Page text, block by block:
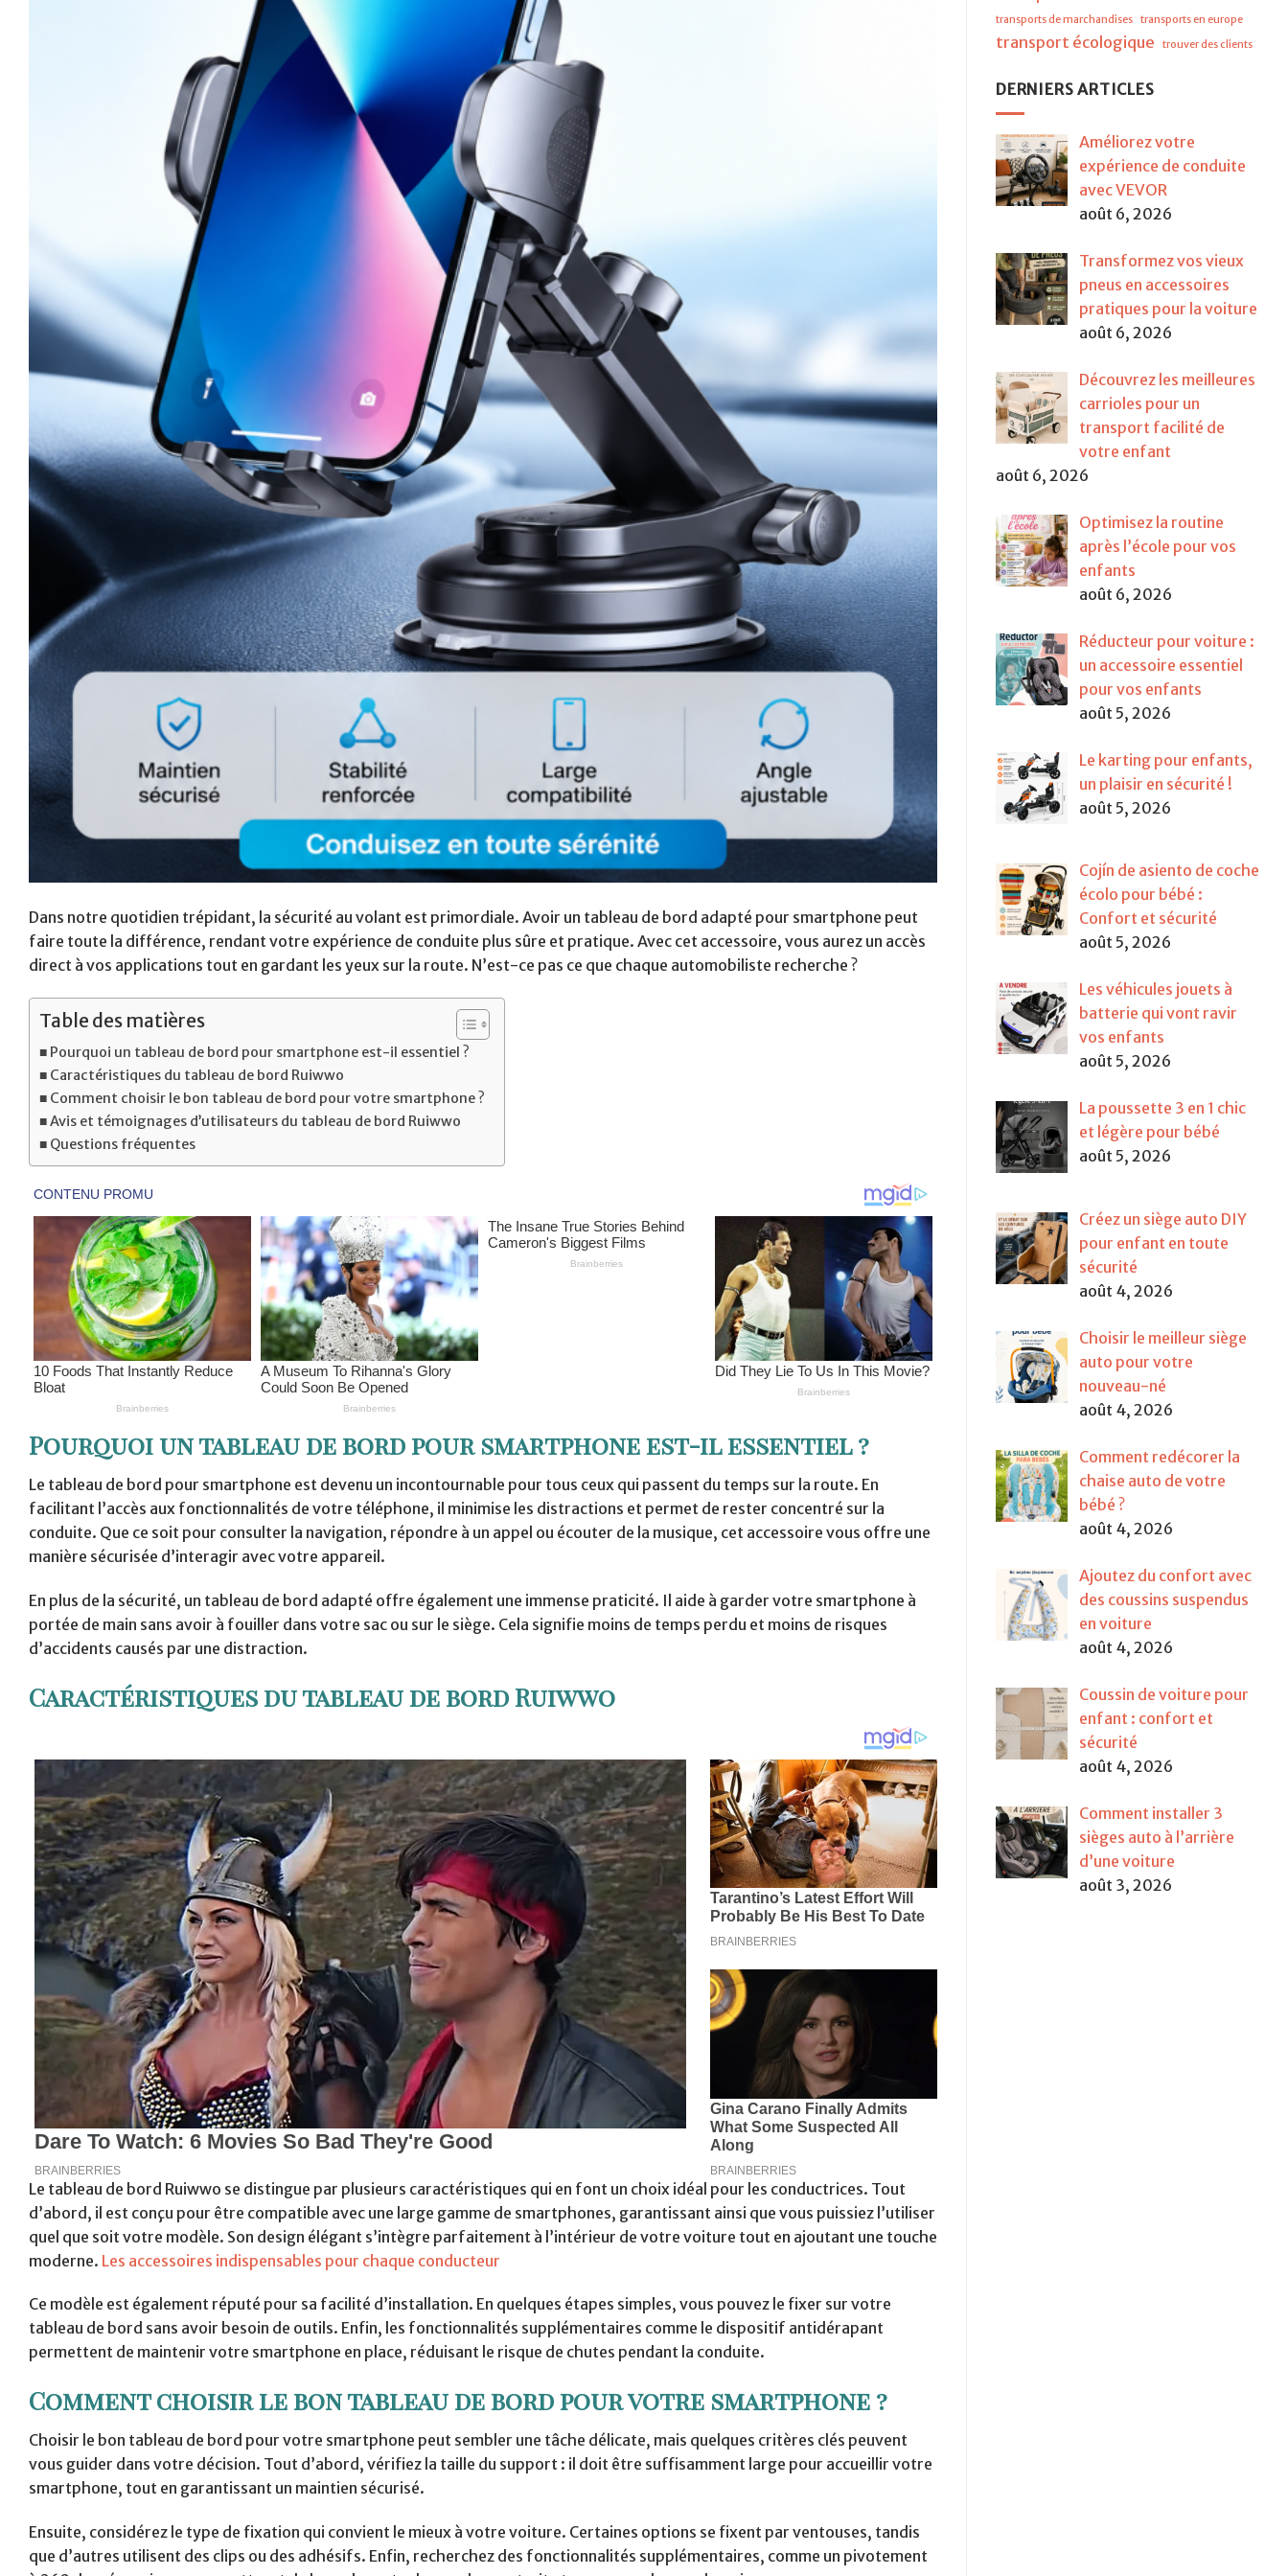
Dans notre quotidien trépidant, la sécurité au volant est primordiale. Avoir un tableau de bord adapté pour smartphone peut
faire toute la différence, rendant votre expérience de conduite plus sûre et pratique. Avec cet accessoire, vous aurez un accès
direct à vos applications tout en gardant les yeux sur la route. N’est-ce pas ce que chaque automobiliste recherche ?
Table des matières
Pourquoi un tableau de bord pour smartphone est-il essentiel ?
Caractéristiques du tableau de bord Ruiwwo
Comment choisir le bon tableau de bord pour votre smartphone ?
Avis et témoignages d’utilisateurs du tableau de bord Ruiwwo
Questions fréquentes
Pourquoi un tableau de bord pour smartphone est-il essentiel ?
Le tableau de bord pour smartphone est devenu un incontournable pour tous ceux qui passent du temps sur la route. En
facilitant l’accès aux fonctionnalités de votre téléphone, il minimise les distractions et permet de rester concentré sur la
conduite. Que ce soit pour consulter la navigation, répondre à un appel ou écouter de la musique, cet accessoire vous offre une
manière sécurisée d’interagir avec votre appareil.
En plus de la sécurité, un tableau de bord adapté offre également une immense praticité. Il aide à garder votre smartphone à
portée de main sans avoir à fouiller dans votre sac ou sur le siège. Cela signifie moins de temps perdu et moins de risques
d’accidents causés par une distraction.
Caractéristiques du tableau de bord Ruiwwo
Le tableau de bord Ruiwwo se distingue par plusieurs caractéristiques qui en font un choix idéal pour les conductrices. Tout
d’abord, il est conçu pour être compatible avec une large gamme de smartphones, garantissant ainsi que vous puissiez l’utiliser
quel que soit votre modèle. Son design élégant s’intègre parfaitement à l’intérieur de votre voiture tout en ajoutant une touche
moderne. Les accessoires indispensables pour chaque conducteur
Ce modèle est également réputé pour sa facilité d’installation. En quelques étapes simples, vous pouvez le fixer sur votre
tableau de bord sans avoir besoin de outils. Enfin, les fonctionnalités supplémentaires comme le dispositif antidérapant
permettent de maintenir votre smartphone en place, réduisant le risque de chutes pendant la conduite.
Comment choisir le bon tableau de bord pour votre smartphone ?
Choisir le bon tableau de bord pour votre smartphone peut sembler une tâche délicate, mais quelques critères clés peuvent
vous guider dans votre décision. Tout d’abord, vérifiez la taille du support : il doit être suffisamment large pour accueillir votre
smartphone, tout en garantissant un maintien sécurisé.
Ensuite, considérez le type de fixation qui convient le mieux à votre voiture. Certaines options se fixent par ventouses, tandis
que d’autres utilisent des clips ou des adhésifs. Enfin, recherchez des fonctionnalités supplémentaires, comme un pivotement
transports de marchandises transports en europe
transport écologique trouver des clients
DERNIERS ARTICLES
Améliorez votre
expérience de conduite
avec VEVOR
août 6, 2026
Transformez vos vieux
pneus en accessoires
pratiques pour la voiture
août 6, 2026
Découvrez les meilleures
carrioles pour un
transport facilité de
votre enfant
août 6, 2026
Optimisez la routine
après l’école pour vos
enfants
août 6, 2026
Réducteur pour voiture :
un accessoire essentiel
pour vos enfants
août 5, 2026
Le karting pour enfants,
un plaisir en sécurité !
août 5, 2026
Cojín de asiento de coche
écolo pour bébé :
Confort et sécurité
août 5, 2026
Les véhicules jouets à
batterie qui vont ravir
vos enfants
août 5, 2026
La poussette 3 en 1 chic
et légère pour bébé
août 5, 2026
Créez un siège auto DIY
pour enfant en toute
sécurité
août 4, 2026
Choisir le meilleur siège
auto pour votre
nouveau-né
août 4, 2026
Comment redécorer la
chaise auto de votre
bébé ?
août 4, 2026
Ajoutez du confort avec
des coussins suspendus
en voiture
août 4, 2026
Coussin de voiture pour
enfant : confort et
sécurité
août 4, 2026
Comment installer 3
sièges auto à l’arrière
d’une voiture
août 3, 2026